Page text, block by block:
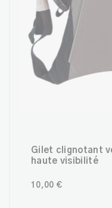
Gilet clignotant
haute visibilité
10,00 €